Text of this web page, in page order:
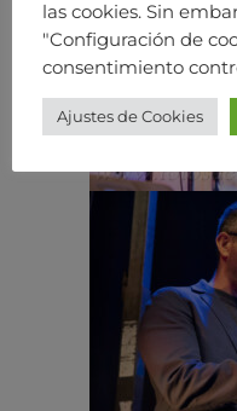
las cookies. Sin
"Configuración de
consentimiento
Ajustes de Cookies